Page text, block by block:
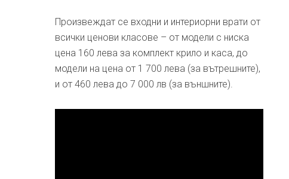
Произвеждат се входни и интериорни врати от
всички ценови класове – от модели с ниска
цена 160 лева за комплект крило и каса, до
модели на цена от 1 700 лева (за вътрешните),
и от 460 лева до 7 000 лв (за външните).